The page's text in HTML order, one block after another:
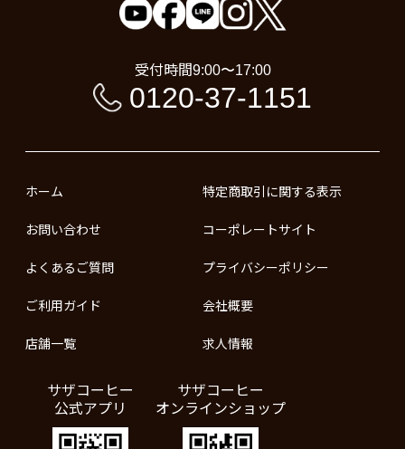
受付時間9:00〜17:00
0120-37-1151
ホーム
お問い合わせ
よくあるご質問
ご利用ガイド
店舗一覧
特定商取引に関する表示
コーポレートサイト
プライバシーポリシー
会社概要
求人情報
サザコーヒー
公式アプリ
サザコーヒー
オンラインショップ